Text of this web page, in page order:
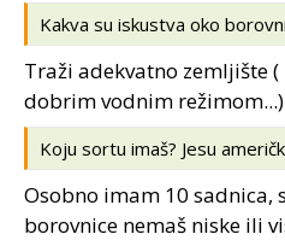
Kakva su iskustva oko
Traži adekvatno zemljište
dobrim vodnim režimom...)
Koju sortu imaš? Jesu
Osobno imam 10 sadnica,
borovnice nemaš niske ili